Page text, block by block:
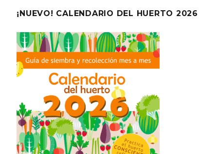
¡NUEVO! CALENDARIO DEL HUERTO 2026